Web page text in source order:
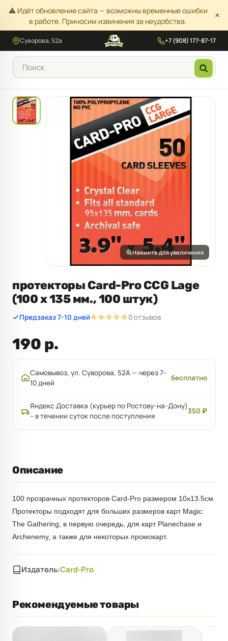
⚠️ Идёт обновление сайта — возможны временные ошибки
в работе. Приносим извинения за неудобства.
×
Суворова, 52а +7 (908) 177-87-17
Нажмите для увеличения
протекторы Card-Pro CCG Lage
(100 x 135 мм., 100 штук)
Предзаказ 7-10 дней☆☆☆☆☆0 отзывов
190 р.
Самовывоз, ул. Суворова, 52А — через 7-
10 дней
бесплатно
Яндекс Доставка (курьер по Ростову-на-Дону)
– в течении суток после поступления
350 ₽
Описание
100 прозрачных протекторов Card-Pro размером 10х13.5см
Протекторы подходят для больших размеров карт Magic:
The Gathering, в первую очередь, для карт Planechase и
Archenemy, а также для некоторых промокарт.
Издатель:Card-Pro
Рекомендуемые товары